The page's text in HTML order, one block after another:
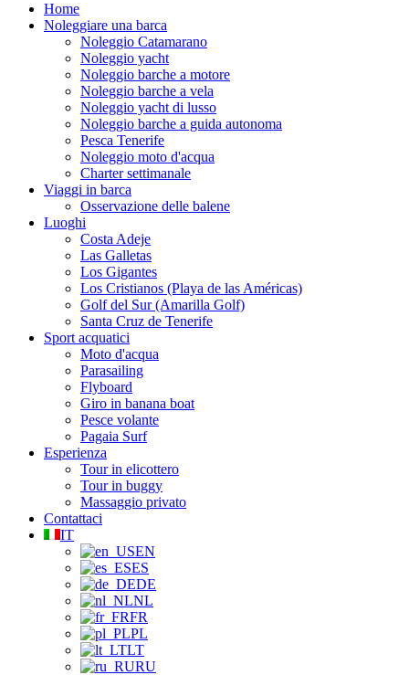
Home
Noleggiare una barca
Noleggio Catamarano
Noleggio yacht
Noleggio barche a motore
Noleggio barche a vela
Noleggio yacht di lusso
Noleggio barche a guida autonoma
Pesca Tenerife
Noleggio moto d'acqua
Charter settimanale
Viaggi in barca
Osservazione delle balene
Luoghi
Costa Adeje
Las Galletas
Los Gigantes
Los Cristianos (Playa de las Américas)
Golf del Sur (Amarilla Golf)
Santa Cruz de Tenerife
Sport acquatici
Moto d'acqua
Parasailing
Flyboard
Giro in banana boat
Pesce volante
Pagaia Surf
Esperienza
Tour in elicottero
Tour in buggy
Massaggio privato
Contattaci
IT
EN
ES
DE
NL
FR
PL
LT
RU